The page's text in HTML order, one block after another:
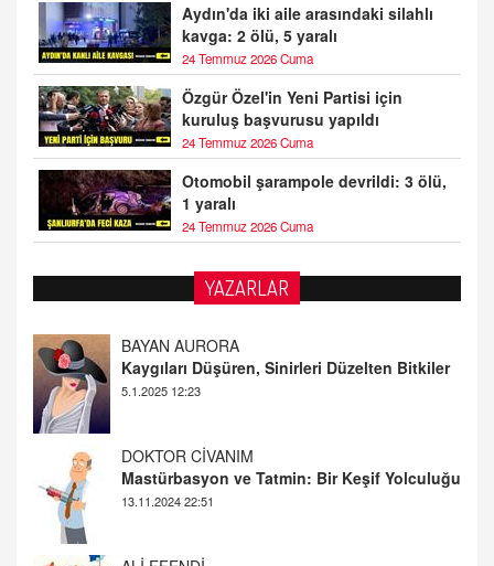
Aydın'da iki aile arasındaki silahlı
kavga: 2 ölü, 5 yaralı
24 Temmuz 2026 Cuma
Özgür Özel'in Yeni Partisi için
kuruluş başvurusu yapıldı
24 Temmuz 2026 Cuma
Otomobil şarampole devrildi: 3 ölü,
1 yaralı
24 Temmuz 2026 Cuma
YAZARLAR
DOKTOR CİVANIM
Mastürbasyon ve Tatmin: Bir Keşif Yolculuğu
13.11.2024 22:51
ALİ EFENDİ
Adana At Yarışı Tahminleri | 21 Aralık
Cumartesi